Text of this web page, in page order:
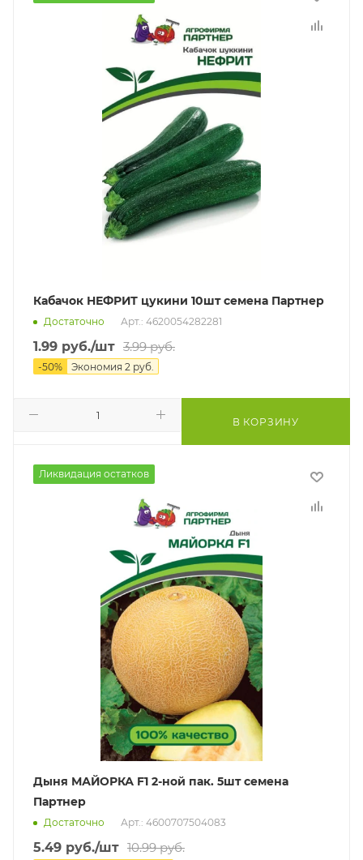
Кабачок НЕФРИТ цукини 10шт семена Партнер
Достаточно Арт.: 4620054282281
1.99 руб./шт 3.99руб.
-50% Экономия 2 руб.
В КОРЗИНУ
Ликвидация остатков
Дыня МАЙОРКА F1 2-ной пак. 5шт семена
Партнер
Достаточно Арт.: 4600707504083
5.49 руб./шт 10.99руб.